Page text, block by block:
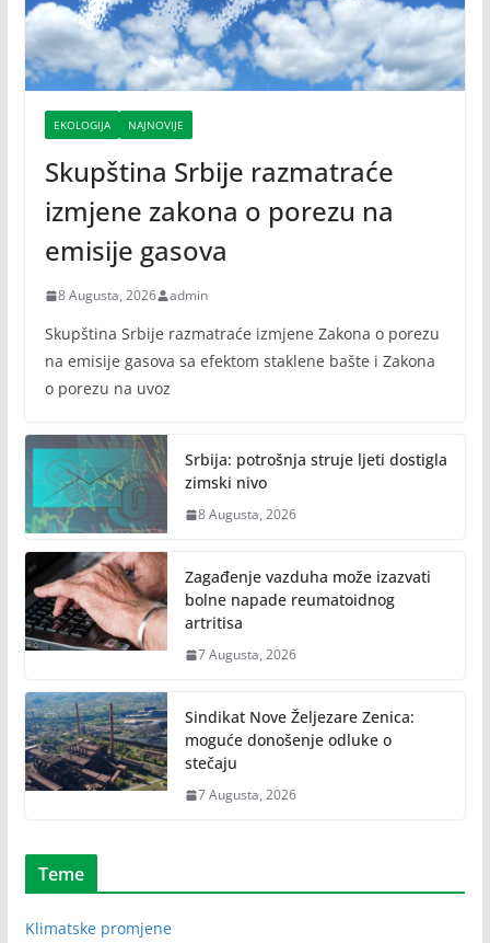
EKOLOGIJA NAJNOVIJE
Skupština Srbije razmatraće
izmjene zakona o porezu na
emisije gasova
8 Augusta, 2026 admin
Skupština Srbije razmatraće izmjene Zakona o porezu
na emisije gasova sa efektom staklene bašte i Zakona
o porezu na uvoz
Srbija: potrošnja struje ljeti dostigla
zimski nivo
8 Augusta, 2026
Zagađenje vazduha može izazvati
bolne napade reumatoidnog
artritisa
7 Augusta, 2026
Sindikat Nove Željezare Zenica:
moguće donošenje odluke o
stečaju
7 Augusta, 2026
Teme
Klimatske promjene